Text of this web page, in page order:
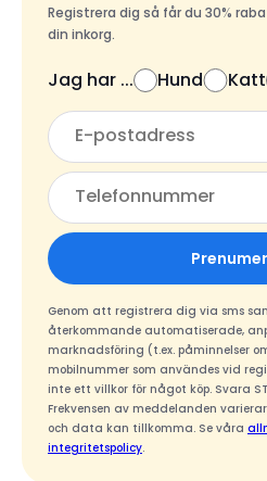
Registrera dig så får du 30%
din inkorg.
Jag har ... Hund Katt
Genom att registrera dig via sms
återkommande automatiserade,
marknadsföring (t.ex. påminnelser
mobilnummer som användes vid
inte ett villkor för något köp. Svara
Frekvensen av meddelanden
och data kan tillkomma. Se våra
integritetspolicy.